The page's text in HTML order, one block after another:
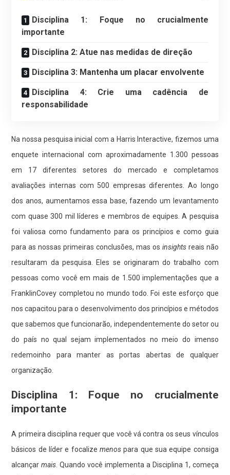
Disciplina 1: Foque no crucialmente
importante
Disciplina 2: Atue nas medidas de direção
Disciplina 3: Mantenha um placar envolvente
Disciplina 4: Crie uma cadência de
responsabilidade
Na nossa pesquisa inicial com a Harris Interactive, fizemos uma
enquete internacional com aproximadamente 1.300 pessoas
em 17 diferentes setores do mercado e completamos
avaliações internas com 500 empresas diferentes. Ao longo
dos anos, aumentamos essa base, fazendo um levantamento
com quase 300 mil líderes e membros de equipes. A pesquisa
foi valiosa como fundamento para os princípios e como guia
para as nossas primeiras conclusões, mas os insightsreais não
resultaram da pesquisa. Eles se originaram do trabalho com
pessoas como você em mais de 1.500 implementações que a
FranklinCovey completou no mundo todo. Foi este esforço que
nos capacitou para o desenvolvimento dos princípios e métodos
que sabemos que funcionarão, independentemente do setor ou
do país no qual sejam implementados no meio do imenso
redemoinho para manter as portas abertas de qualquer
organização.
Disciplina 1: Foque no crucialmente
importante
A primeira disciplina requer que você vá contra os seus vínculos
básicos de líder e focalize menos para que sua equipe consiga
alcançarmais . Quando você implementa a Disciplina 1, começa